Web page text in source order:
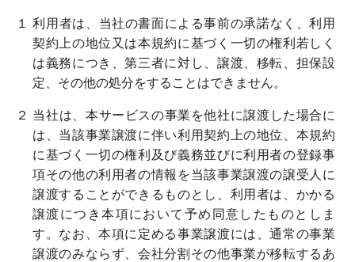
１ 利用者は、当社の書面による事前の承諾なく、利用
契約上の地位又は本規約に基づく一切の権利若しく
は義務につき、第三者に対し、譲渡、移転、担保設
定、その他の処分をすることはできません。
２ 当社は、本サービスの事業を他社に譲渡した場合に
は、当該事業譲渡に伴い利用契約上の地位、本規約
に基づく一切の権利及び義務並びに利用者の登録事
項その他の利用者の情報を当該事業譲渡の譲受人に
譲渡することができるものとし、利用者は、かかる
譲渡につき本項において予め同意したものとしま
す。なお、本項に定める事業譲渡には、通常の事業
譲渡のみならず、会社分割その他事業が移転するあ